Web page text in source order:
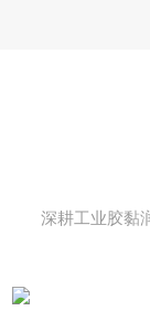
深耕工业胶黏